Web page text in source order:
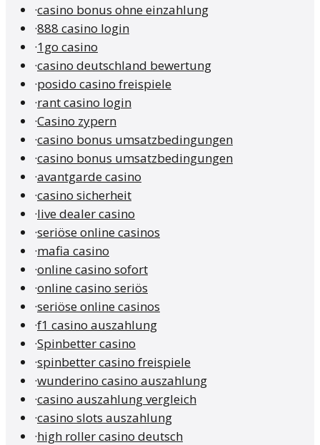
·casino bonus ohne einzahlung
·888 casino login
·1go casino
·casino deutschland bewertung
·posido casino freispiele
·rant casino login
·Casino zypern
·casino bonus umsatzbedingungen
·casino bonus umsatzbedingungen
·avantgarde casino
·casino sicherheit
·live dealer casino
·seriöse online casinos
·mafia casino
·online casino sofort
·online casino seriös
·seriöse online casinos
·f1 casino auszahlung
·Spinbetter casino
·spinbetter casino freispiele
·wunderino casino auszahlung
·casino auszahlung vergleich
·casino slots auszahlung
·high roller casino deutsch